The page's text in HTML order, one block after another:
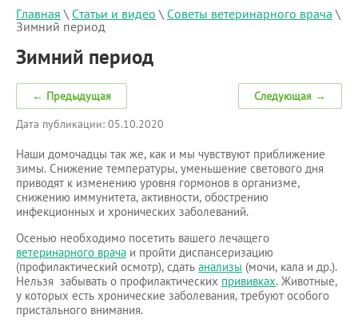
Главная \ Статьи и видео \ Советы ветеринарного врача \
Зимний период
Зимний период
← Предыдущая
Следующая →
Дата публикации: 05.10.2020
Наши домочадцы так же, как и мы чувствуют приближение
зимы. Снижение температуры, уменьшение светового дня
приводят к изменению уровня гормонов в организме,
снижению иммунитета, активности, обострению
инфекционных и хронических заболеваний.
Осенью необходимо посетить вашего лечащего
ветеринарного врача и пройти диспансеризацию
(профилактический осмотр), сдать анализы (мочи, кала и др.).
Нельзя забывать о профилактических прививках. Животные,
у которых есть хронические заболевания, требуют особого
пристального внимания.